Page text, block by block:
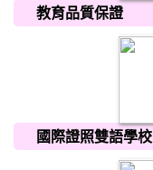
教育品質保證
國際證照雙語學校